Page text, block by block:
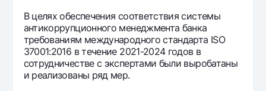
В целях обеспечения соответствия системы
антикоррупционного менеджмента банка
требованиям международного стандарта ISО
37001:2016 в течение 2021-2024 годов в
сотрудничестве с экспертами были выробатаны
и реализованы ряд мер.